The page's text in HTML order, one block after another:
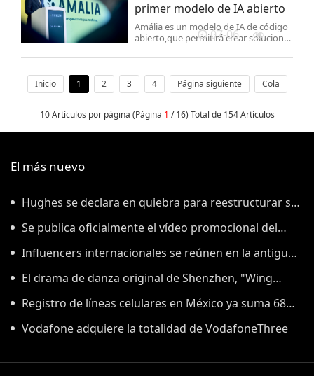
primer modelo de IA abierto
Amália es un modelo de IA de código
abierto,que permitirá crear soluciones
necesidades de empresas,gobierno y
07-06
Inicio 1 2 3 4 Página siguiente Cola
10 Artículos por página (Página 1 / 16) Total de 154 Artículos
El más nuevo
Hughes se declara en quiebra para reestructurar su
deuda
Se publica oficialmente el vídeo promocional del
Salón Mundial de la Manufactura 2026: Anhui lanza al
mundo una “invitación a la fabricación inteligente”
Influencers internacionales se reúnen en la antigua
ciudad de Kuqa, en la Ruta de la Seda
El drama de danza original de Shenzhen, "Wing
Chun", se estrenó en Corea del Sur con una ovación de
pie, utilizando la danza como puente para inaugurar
Registro de líneas celulares en México ya suma 68
millones
Vodafone adquiere la totalidad de VodafoneThree